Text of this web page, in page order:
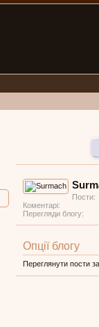
Пости:
Коментарі:
Перегляди блогу:
Опції блогу
Переглянути пости